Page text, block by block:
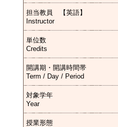
担当教員 【英語】
Instructor
単位数
Credits
開講期・開講時間帯
Term / Day / Period
対象学年
Year
授業形態